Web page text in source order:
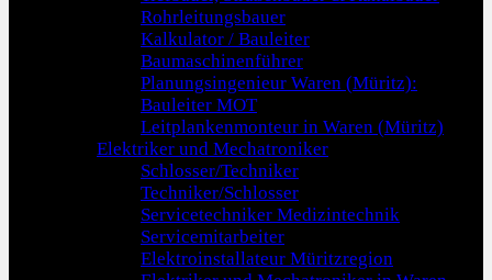
Rohrleitungsbauer
Kalkulator / Bauleiter
Baumaschinenführer
Planungsingenieur Waren (Müritz):
Bauleiter MOT
Leitplankenmonteur in Waren (Müritz)
Elektriker und Mechatroniker
Schlosser/Techniker
Techniker/Schlosser
Servicetechniker Medizintechnik
Servicemitarbeiter
Elektroinstallateur Müritzregion